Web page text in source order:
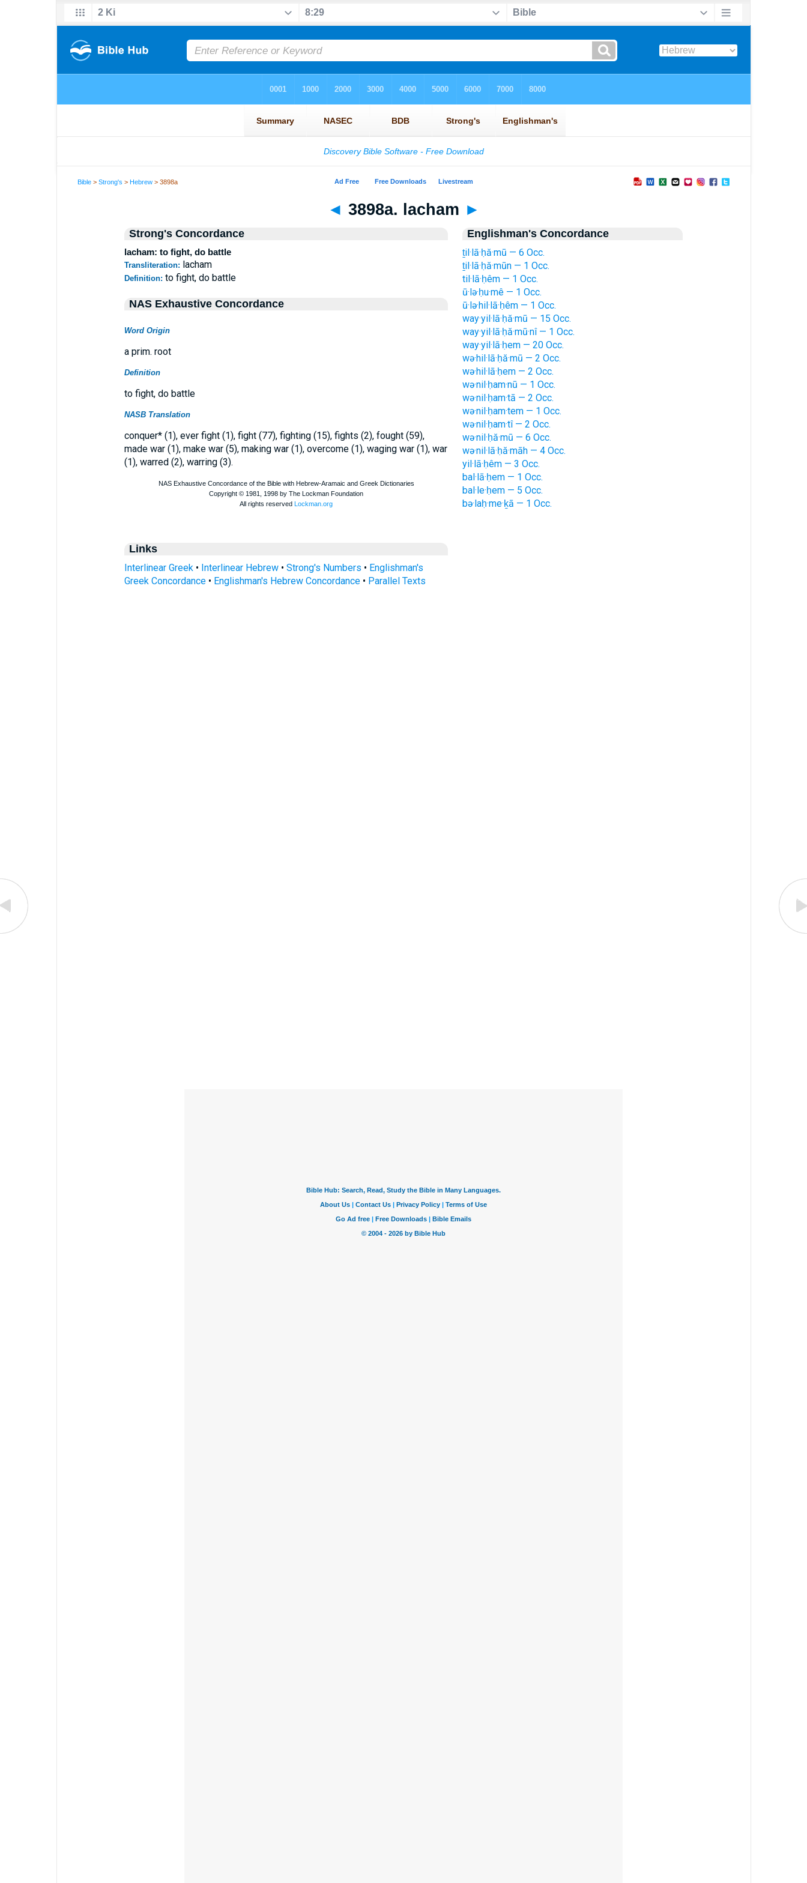
Bible >Strong's >Hebrew > 3898a
◄ 3898a. lacham ►
Strong's Concordance
lacham: to fight, do battle
Transliteration: lacham
Definition: to fight, do battle
NAS Exhaustive Concordance
Word Origin
a prim. root
Definition
to fight, do battle
NASB Translation
conquer* (1), ever fight (1), fight (77), fighting (15), fights (2), fought (59),
made war (1), make war (5), making war (1), overcome (1), waging war (1), war
(1), warred (2), warring (3).
Links
Interlinear Greek• Interlinear Hebrew• Strong's Numbers • Englishman's
Greek Concordance• Englishman's Hebrew Concordance• Parallel Texts
Englishman's Concordance
ṯil·lā·ḥă·mū — 6 Occ.
ṯil·lā·ḥă·mūn — 1 Occ.
til·lā·ḥêm — 1 Occ.
ū·lə·ḥu·mê — 1 Occ.
ū·lə·hil·lā·ḥêm — 1 Occ.
way·yil·lā·ḥă·mū — 15 Occ.
way·yil·lā·ḥă·mū·nî — 1 Occ.
way·yil·lā·ḥem — 20 Occ.
wə·hil·lā·ḥă·mū — 2 Occ.
wə·hil·lā·ḥem — 2 Occ.
wə·nil·ḥam·nū — 1 Occ.
wə·nil·ḥam·tā — 2 Occ.
wə·nil·ḥam·tem — 1 Occ.
wə·nil·ḥam·tî — 2 Occ.
wə·nil·ḥă·mū — 6 Occ.
wə·nil·lā·ḥă·māh — 4 Occ.
yil·lā·ḥêm — 3 Occ.
bal·lā·ḥem — 1 Occ.
bal·le·ḥem — 5 Occ.
bə·laḥ·me·ḵā — 1 Occ.